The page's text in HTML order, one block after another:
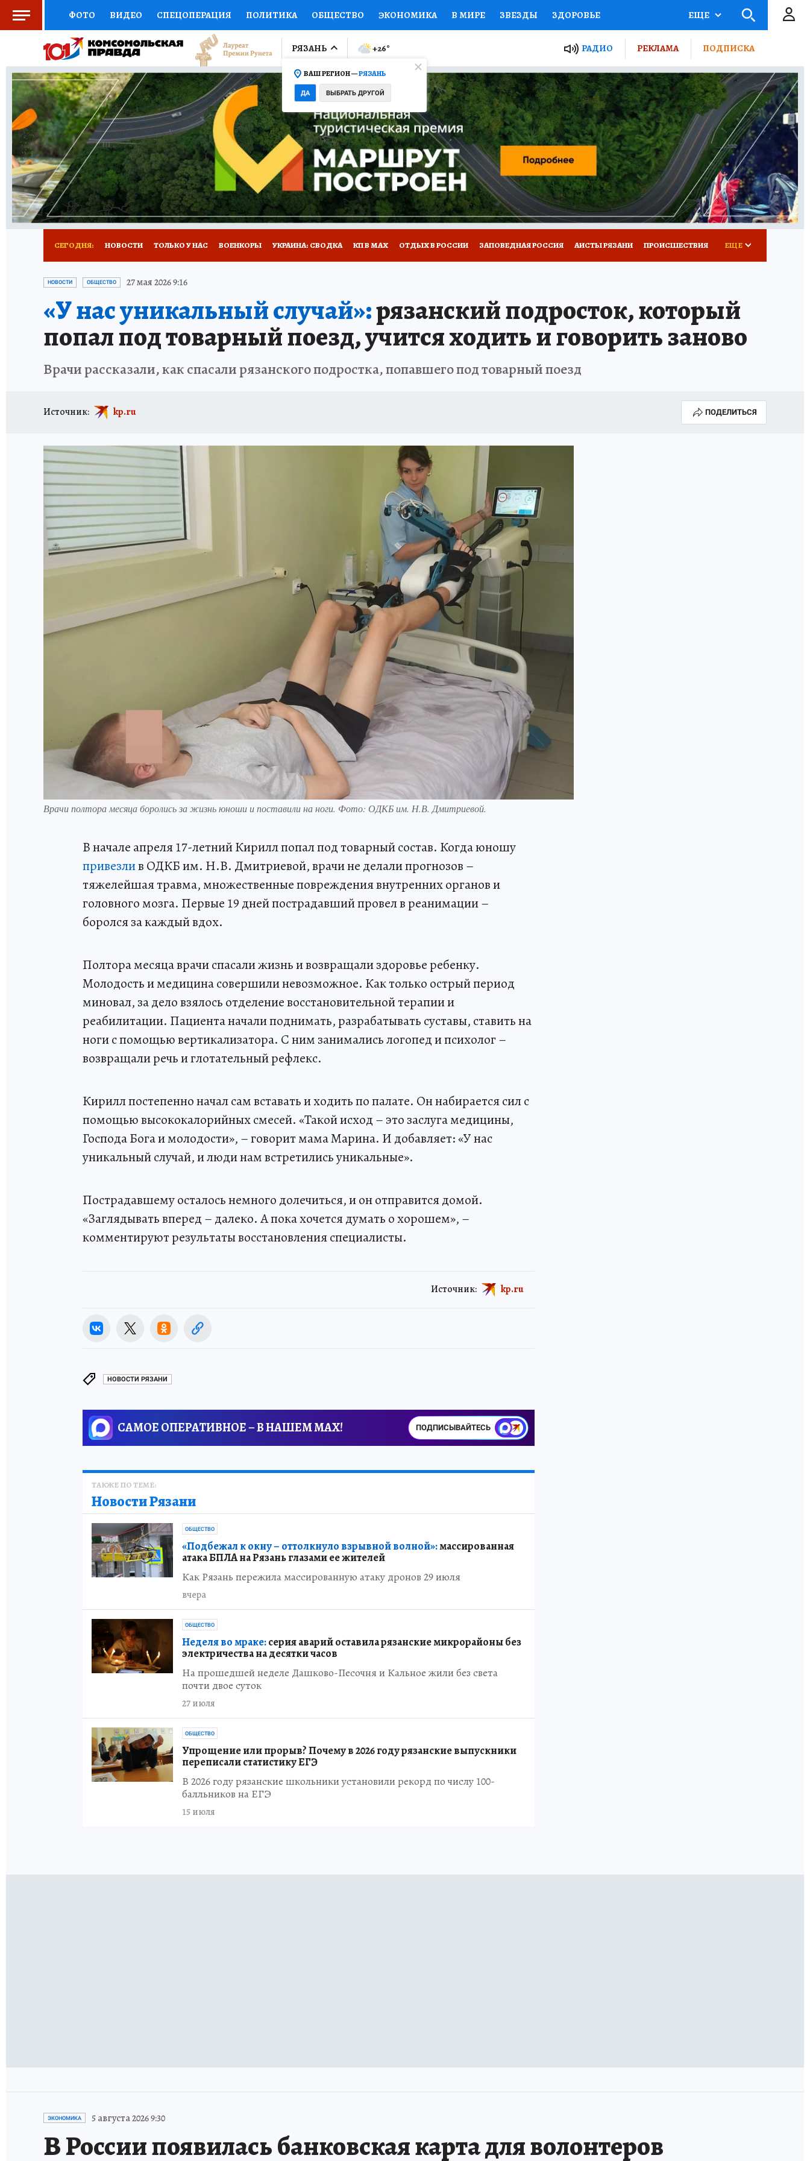
ФОТО ВИДЕО СПЕЦОПЕРАЦИЯ ПОЛИТИКА ОБЩЕСТВО ЭКОНОМИКА В МИРЕ ЗВЕЗДЫ ЗДОРОВЬЕ
СОЦПОДДЕРЖКА НАУКА СПОРТ КОЛУМНИСТЫ ПРОИСШЕСТВИЯ НАЦИОНАЛЬНЫЕ ПРОЕКТЫ РОССИИ
ВЫБОР ЭКСПЕРТОВ ДОКТОР ФИНАНСЫ ОТКРЫВАЕМ МИР Я ЗНАЮ СЕМЬЯ ЖЕНСКИЕ СЕКРЕТЫ ПУТЕВОДИТЕЛЬ
КНИЖНАЯ ПОЛКА ПРОГНОЗЫ НА СПОРТ ПРОМОКОДЫ СЕРИАЛЫ СПЕЦПРОЕКТЫ ДЕФИЦИТ ЖЕЛЕЗА ТУРИЗМ
ПРЕСС-ЦЕНТР НЕДВИЖИМОСТЬ ТЕЛЕВИЗОР КОЛЛЕКЦИИ КОНКУРСЫ РАБОТА У НАС ГИД ПОТРЕБИТЕЛЯ ВСЕ О КП
РАДИО КП РЕКЛАМА ТЕСТЫ НОВОЕ НА САЙТЕ
ЕЩЕ
РЯЗАНЬ
ВАШ РЕГИОН —РЯЗАНЬ
ДА ВЫБРАТЬ ДРУГОЙ
+26° РАДИО РЕКЛАМА ПОДПИСКА
СЕГОДНЯ: НОВОСТИ ТОЛЬКО У НАС ВОЕНКОРЫ УКРАИНА: СВОДКА КП В МАХ ОТДЫХ В РОССИИ ЗАПОВЕДНАЯ РОССИЯ АИСТЫ РЯЗАНИ ПРОИСШЕСТВИЯ
АФИША ИСПЫТАНО НА СЕБЕ
ЕЩЕ
НОВОСТИ ОБЩЕСТВО 27 мая 2026 9:16
«У нас уникальный случай»:рязанский подросток, который
попал под товарный поезд, учится ходить и говорить заново
Врачи рассказали, как спасали рязанского подростка, попавшего под товарный поезд
Источник: kp.ru ПОДЕЛИТЬСЯ
Врачи полтора месяца боролись за жизнь юноши и поставили на ноги. Фото: ОДКБ им. Н.В. Дмитриевой.
В начале апреля 17-летний Кирилл попал под товарный состав. Когда юношу
привезлив ОДКБ им. Н.В. Дмитриевой, врачи не делали прогнозов –
тяжелейшая травма, множественные повреждения внутренних органов и
головного мозга. Первые 19 дней пострадавший провел в реанимации –
боролся за каждый вдох.
Полтора месяца врачи спасали жизнь и возвращали здоровье ребенку.
Молодость и медицина совершили невозможное. Как только острый период
миновал, за дело взялось отделение восстановительной терапии и
реабилитации. Пациента начали поднимать, разрабатывать суставы, ставить на
ноги с помощью вертикализатора. С ним занимались логопед и психолог –
возвращали речь и глотательный рефлекс.
Кирилл постепенно начал сам вставать и ходить по палате. Он набирается сил с
помощью высококалорийных смесей. «Такой исход – это заслуга медицины,
Господа Бога и молодости», – говорит мама Марина. И добавляет: «У нас
уникальный случай, и люди нам встретились уникальные».
Пострадавшему осталось немного долечиться, и он отправится домой.
«Заглядывать вперед – далеко. А пока хочется думать о хорошем», –
комментируют результаты восстановления специалисты.
Источник: kp.ru
НОВОСТИ РЯЗАНИ
САМОЕ ОПЕРАТИВНОЕ – В НАШЕМ MAX! ПОДПИСЫВАЙТЕСЬ
ТАКЖЕ ПО ТЕМЕ:
Новости Рязани
ОБЩЕСТВО
«Подбежал к окну – оттолкнуло взрывной волной»:массированная
атака БПЛА на Рязань глазами ее жителей
Как Рязань пережила массированную атаку дронов 29 июля
вчера
ОБЩЕСТВО
Неделя во мраке:серия аварий оставила рязанские микрорайоны без
электричества на десятки часов
На прошедшей неделе Дашково-Песочня и Кальное жили без света
почти двое суток
27 июля
ОБЩЕСТВО
Упрощение или прорыв? Почему в 2026 году рязанские выпускники
переписали статистику ЕГЭ
В 2026 году рязанские школьники установили рекорд по числу 100-
балльников на ЕГЭ
15 июля
ЭКОНОМИКА 5 августа 2026 9:30
В России появилась банковская карта для волонтеров